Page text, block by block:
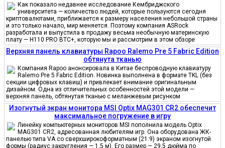
Как показало недавнее исследование Кембриджского
университета — количество людей, которые пользуются сегодня
криптовалютами, приближается к размеру населения небольшой страны
и это только начало, мир меняется. Поэтому компания ASRock
разработала и выпустила в продажу весьма необычную материнскую
плату — H110 PRO BTC+, которую мы и рассмотрим в этом обзоре
Верхняя панель клавиатуры Rapoo Ralemo Pre 5 Fabric Edition
обтянута тканью
Компания Rapoo анонсировала в Китае беспроводную клавиатуру
Ralemo Pre 5 Fabric Edition. Новинка выполнена в формате TKL (без
секции цифровых клавиш) и привлекает внимание оригинальным
дизайном. Одна из отличительных особенностей этой модели —
верхняя панель, обтянутая тканью с меланжевым рисунком
Изогнутый экран монитора MSI Optix MAG301 CR2 обеспечит
максимальное погружение в игру
Линейку компьютерных мониторов MSI пополнила модель Optix
MAG301 CR2, адресованная любителям игр. Она оборудована ЖК-
панелью типа VA со сверхширокоформатным (21:9) экраном изогнутой
формы (радиус закругления — 1,5 м). Его размер — 29,5 дюйма по